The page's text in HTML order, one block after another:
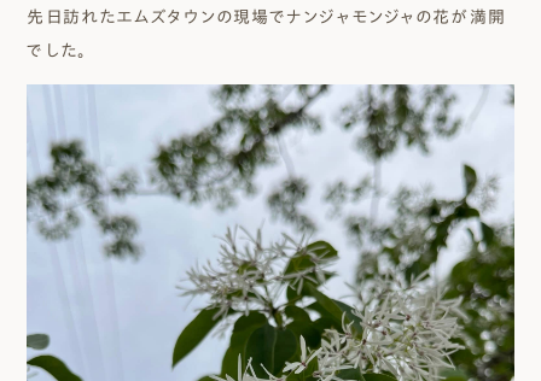
モデルハウスを見る
ファーストプランを試す
先日訪れたエムズタウンの現場でナンジャモンジャの花が満開
でした。